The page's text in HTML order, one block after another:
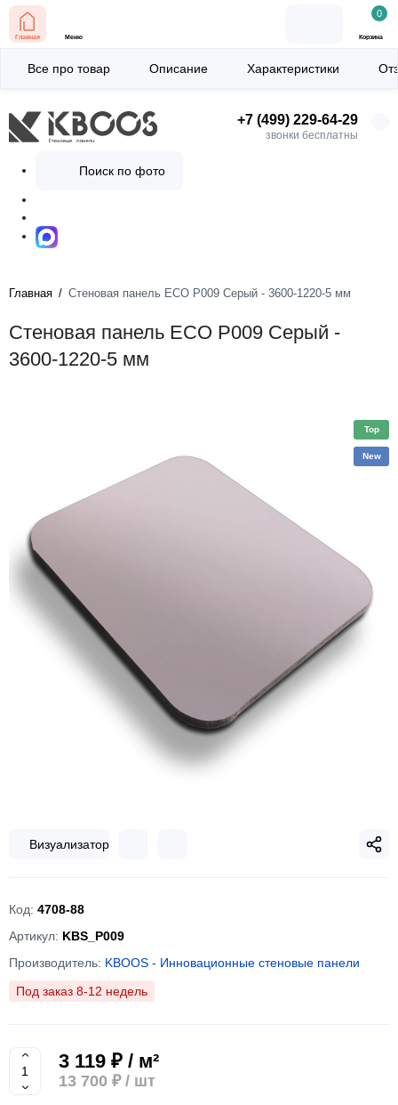
+7 (499) 229-64-29
звонки бесплатны
Поиск по фото
Главная Меню
0
Корзина
Главная Стеновая панель ECO P009 Серый - 3600-1220-5 мм
Стеновая панель ECO P009 Серый -
3600-1220-5 мм
Все про товар Описание Характеристики
Top
New
Визуализатор
Код: 4708-88
Артикул: KBS_P009
Производитель: KBOOS - Инновационные стеновые панели
Под заказ 8-12 недель
3 119 ₽ / м²
13 700 ₽/ шт